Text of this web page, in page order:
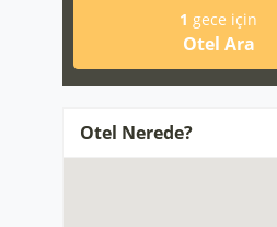
1 gece için
Otel Ara
Otel Nerede?